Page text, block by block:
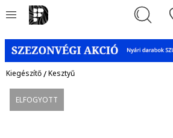
Kiegészítő/Kesztyű
ELFOGYOTT